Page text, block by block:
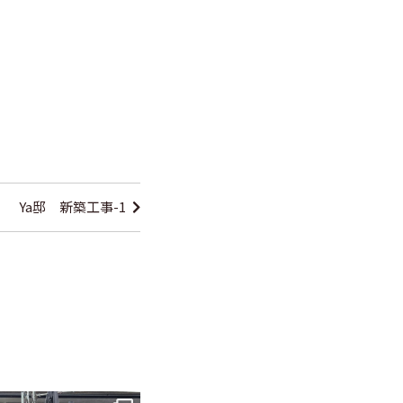
Ya邸 新築工事-1